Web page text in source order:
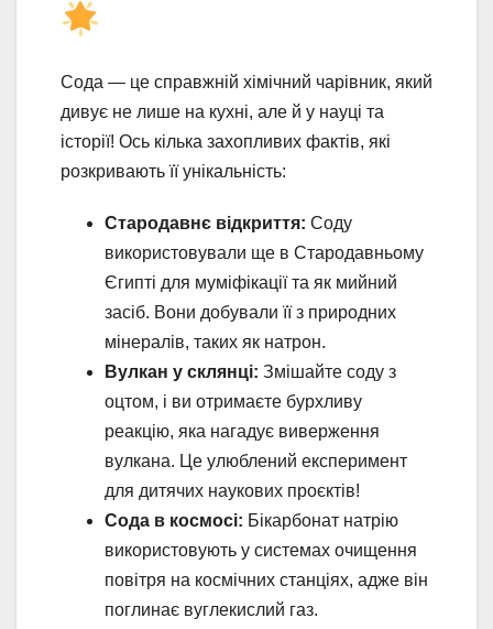
Сода — це справжній хімічний чарівник, який
дивує не лише на кухні, але й у науці та
історії! Ось кілька захопливих фактів, які
розкривають її унікальність:
Стародавнє відкриття: Соду
використовували ще в Стародавньому
Єгипті для муміфікації та як мийний
засіб. Вони добували її з природних
мінералів, таких як натрон.
Вулкан у склянці: Змішайте соду з
оцтом, і ви отримаєте бурхливу
реакцію, яка нагадує виверження
вулкана. Це улюблений експеримент
для дитячих наукових проєктів!
Сода в космосі: Бікарбонат натрію
використовують у системах очищення
повітря на космічних станціях, адже він
поглинає вуглекислий газ.